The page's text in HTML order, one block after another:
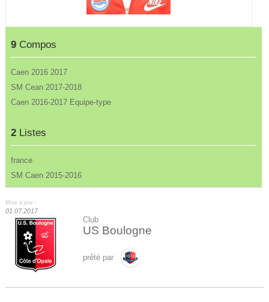
9 Compos
Caen 2016 2017
SM Cean 2017-2018
Caen 2016-2017 Equipe-type
2 Listes
france
SM Caen 2015-2016
Mise à jour :
01.07.2017
Club
US Boulogne
prêté par